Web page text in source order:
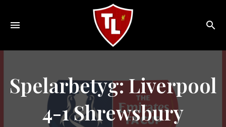
Sveriges
online
magazine!
Spelarbetyg: Liverpool
4-1 Shrewsbury